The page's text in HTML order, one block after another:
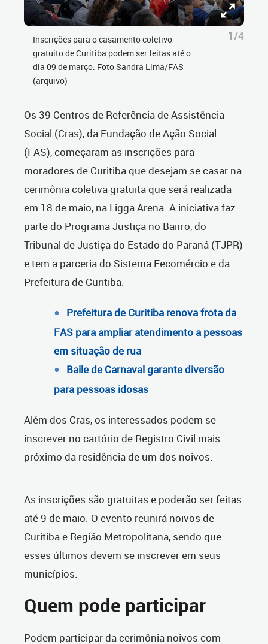
Inscrições para o casamento coletivo
gratuito de Curitiba podem ser feitas até o
dia 09 de março. Foto Sandra Lima/FAS
(arquivo)
1/4
Os 39 Centros de Referência de Assistência
Social (Cras), da Fundação de Ação Social
(FAS), começaram as inscrições para
moradores de Curitiba que desejam se casar na
cerimônia coletiva gratuita que será realizada
em 18 de maio, na Ligga Arena. A iniciativa faz
parte do Programa Justiça no Bairro, do
Tribunal de Justiça do Estado do Paraná (TJPR)
e tem a parceria do Sistema Fecomércio e da
Prefeitura de Curitiba.
Prefeitura de Curitiba renova frota da
FAS para ampliar atendimento a pessoas
em situação de rua
Baile de Carnaval garante diversão
para pessoas idosas
Além dos Cras, os interessados podem se
inscrever no cartório de Registro Civil mais
próximo da residência de um dos noivos.
As inscrições são gratuitas e poderão ser feitas
até 9 de maio. O evento reunirá noivos de
Curitiba e Região Metropolitana, sendo que
esses últimos devem se inscrever em seus
municípios.
Quem pode participar
Podem participar da cerimônia noivos com